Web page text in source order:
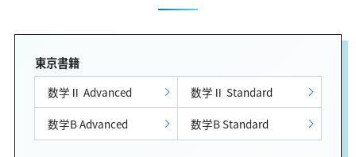
東京書籍
数学Ⅱ Advanced
数学Ⅱ Standard
数学B Advanced
数学B Standard